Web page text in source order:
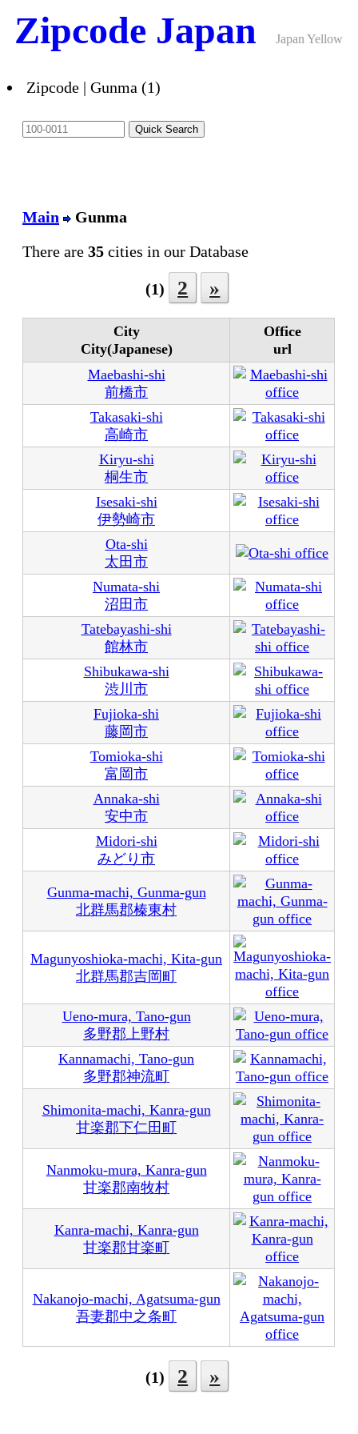
Zipcode Japan Japan Yellow
Zipcode | Gunma (1)
Main
Gunma
There are 35 cities in our Database
(1) 2 »
City
City(Japanese)
Office
url
Maebashi-shi
前橋市
Takasaki-shi
高崎市
Kiryu-shi
桐生市
Isesaki-shi
伊勢崎市
Ota-shi
太田市
Numata-shi
沼田市
Tatebayashi-shi
館林市
Shibukawa-shi
渋川市
Fujioka-shi
藤岡市
Tomioka-shi
富岡市
Annaka-shi
安中市
Midori-shi
みどり市
Gunma-machi, Gunma-gun
北群馬郡榛東村
Magunyoshioka-machi, Kita-gun
北群馬郡吉岡町
Ueno-mura, Tano-gun
多野郡上野村
Kannamachi, Tano-gun
多野郡神流町
Shimonita-machi, Kanra-gun
甘楽郡下仁田町
Nanmoku-mura, Kanra-gun
甘楽郡南牧村
Kanra-machi, Kanra-gun
甘楽郡甘楽町
Nakanojo-machi, Agatsuma-gun
吾妻郡中之条町
(1) 2 »